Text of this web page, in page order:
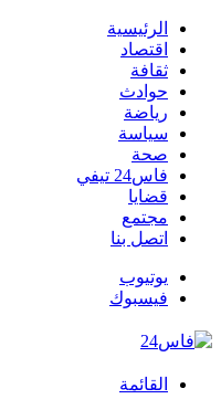
الرئيسية
اقتصاد
ثقافة
حوادث
رياضة
سياسة
صحة
فاس24 تيفي
قضايا
مجتمع
اتصل بنا
يوتيوب
فيسبوك
القائمة